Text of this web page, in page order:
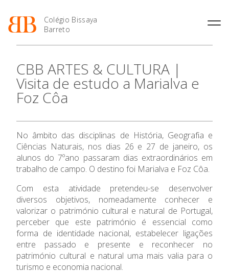
Colégio Bissaya
Barreto
O Colégio
Projeto Educativo
Organização
Colaboradores Docentes
Instalações
Ofertas de emprego
Regulamentos
Jornal “O Coreto”
Privacidade
Oferta Formativa
Enriquecimento Curricular
Oferta Curricular
Atividades Extracurriculares
Atividades de Interrupção
Letiva
Academia de Línguas
Ensino Profissional
Profissionais
Matrículas
Horários e Manuais
Termalismo
Curso de Técnico/a de Apoio
à Família e à Comunidade
Ofertas de Emprego
Ano Letivo
2027
Calendários
Portal do Professor
de Educação
SIGE
Secretariado de Exames
Admissão
Informações
CBB ARTES & CULTURA |
Visita de estudo a Marialva e
Foz Côa
No âmbito das disciplinas de História, Geografia e
Ciências Naturais, nos dias 26 e 27 de janeiro, os
alunos do 7ºano passaram dias extraordinários em
trabalho de campo. O destino foi Marialva e Foz Côa.
Com esta atividade pretendeu-se desenvolver
diversos objetivos, nomeadamente conhecer e
valorizar o património cultural e natural de Portugal,
perceber que este património é essencial como
forma de identidade nacional, estabelecer ligações
entre passado e presente e reconhecer no
património cultural e natural uma mais valia para o
turismo e economia nacional.